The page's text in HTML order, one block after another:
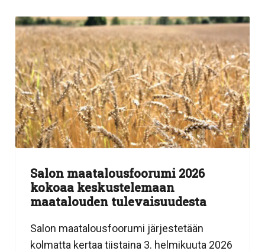
Salon maatalousfoorumi 2026
kokoaa keskustelemaan
maatalouden tulevaisuudesta
Salon maatalousfoorumi järjestetään
kolmatta kertaa tiistaina 3. helmikuuta 2026